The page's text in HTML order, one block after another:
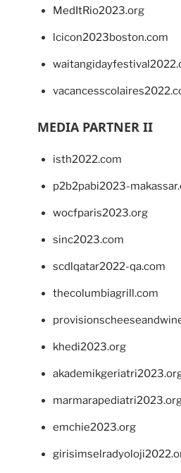
MedItRio2023.org
lcicon2023boston.com
MEDIA PARTNER II
isth2022.com
p2b2pabi2023-
wocfparis2023.org
sinc2023.com
scdlqatar2022-qa.com
thecolumbiagrill.com
khedi2023.org
emchie2023.org